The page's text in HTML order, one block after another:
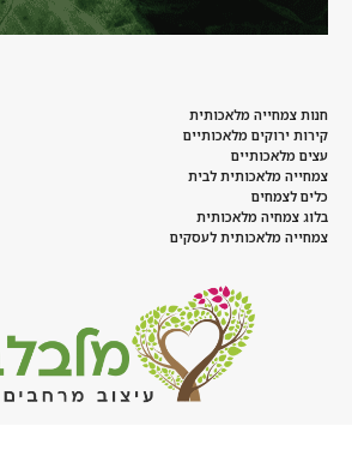
חנות צמחייה מלאכותית
קירות ירוקים מלאכותיים
עצים מלאכותיים
צמחייה מלאכותית לבית
כלים לצמחים
בלוג צמחיה מלאכותית
צמחייה מלאכותית לעסקים